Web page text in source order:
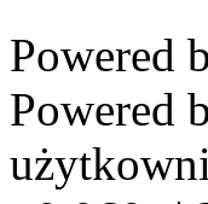
Powered
Powered